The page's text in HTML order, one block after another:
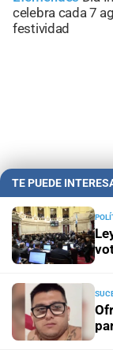
celebra cada 7
festividad
Campolitoral
Podcasts Mirador
TE PUEDE